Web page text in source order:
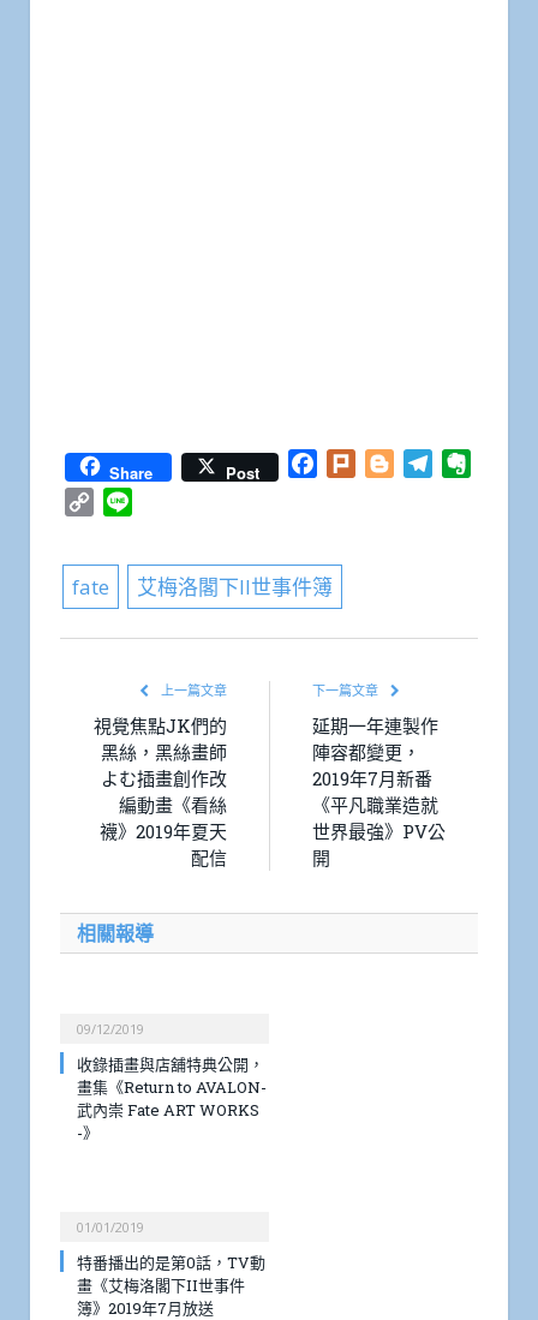
Share Post Facebook
Plurk BloggerTelegram
Copy
fate 艾梅洛閣下II世事件簿
上一篇文章
視覺焦點JK們的
黑絲，黑絲畫師
よむ插畫創作改
編動畫《看絲
襪》2019年夏天
配信
下一篇文章
延期一年連製作
陣容都變更，
2019年7月新番
《平凡職業造就
世界最強》PV公
開
相關報導
09/12/2019
收錄插畫與店舖特典公開，
畫集《Return to AVALON-
武內崇 Fate ART WORKS
-》
01/01/2019
特番播出的是第0話，TV動
畫《艾梅洛閣下II世事件
簿》2019年7月放送